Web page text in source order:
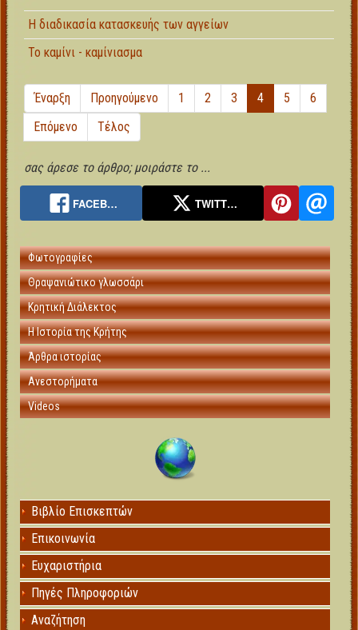
Η διαδικασία κατασκευής των αγγείων
Το καμίνι - καμίνιασμα
Έναρξη Προηγούμενο 1 2 3 4 5
6
Επόμενο
Τέλος
σας άρεσε το άρθρο; μοιράστε το ...
FACEB… TWITT…
Φωτογραφίες
Θραψανιώτικο γλωσσάρι
Κρητική Διάλεκτος
Η Ιστορία της Κρήτης
Άρθρα ιστορίας
Ανεστορήματα
Videos
Βιβλίο Επισκεπτών
Επικοινωνία
Ευχαριστήρια
Πηγές Πληροφοριών
Αναζήτηση